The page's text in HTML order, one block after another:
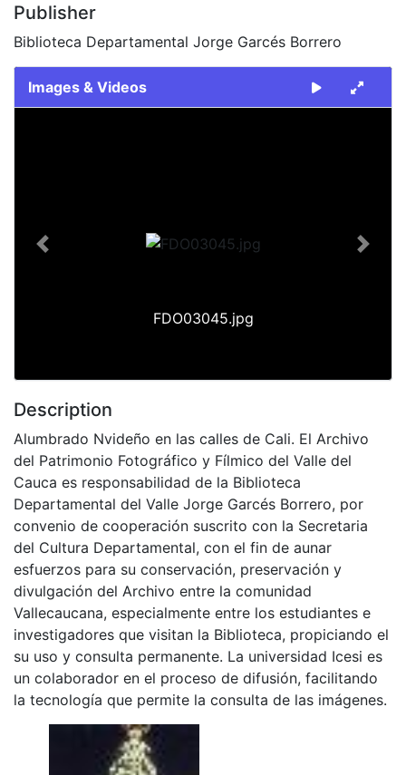
Publisher
Biblioteca Departamental Jorge Garcés Borrero
Images & Videos
FDO03045.jpg
Previous Next
Description
Alumbrado Nvideño en las calles de Cali. El Archivo
del Patrimonio Fotográfico y Fílmico del Valle del
Cauca es responsabilidad de la Biblioteca
Departamental del Valle Jorge Garcés Borrero, por
convenio de cooperación suscrito con la Secretaria
del Cultura Departamental, con el fin de aunar
esfuerzos para su conservación, preservación y
divulgación del Archivo entre la comunidad
Vallecaucana, especialmente entre los estudiantes e
investigadores que visitan la Biblioteca, propiciando el
su uso y consulta permanente. La universidad Icesi es
un colaborador en el proceso de difusión, facilitando
la tecnología que permite la consulta de las imágenes.